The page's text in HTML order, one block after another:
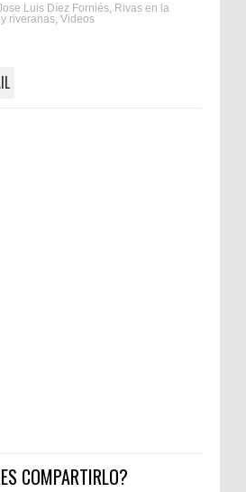
Luis Díez Forniés, Rivas en la
riveranas, Videos
COMPARTIRLO?